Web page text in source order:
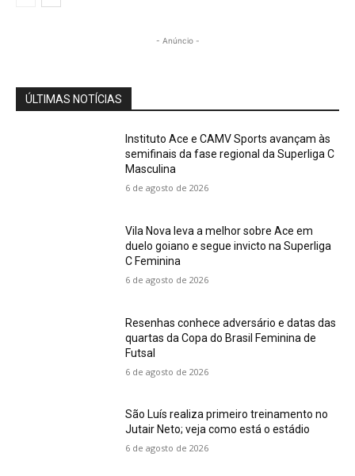
- Anúncio -
ÚLTIMAS NOTÍCIAS
Instituto Ace e CAMV Sports avançam às
semifinais da fase regional da Superliga C
Masculina
6 de agosto de 2026
Vila Nova leva a melhor sobre Ace em
duelo goiano e segue invicto na Superliga
C Feminina
6 de agosto de 2026
Resenhas conhece adversário e datas das
quartas da Copa do Brasil Feminina de
Futsal
6 de agosto de 2026
São Luís realiza primeiro treinamento no
Jutair Neto; veja como está o estádio
6 de agosto de 2026